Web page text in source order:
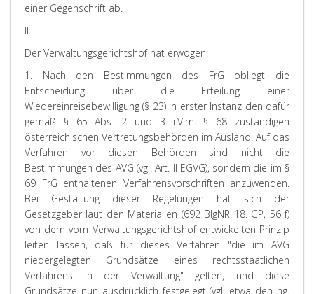
einer Gegenschrift ab.
II.
Der Verwaltungsgerichtshof hat erwogen:
1. Nach den Bestimmungen des FrG obliegt die
Entscheidung über die Erteilung einer
Wiedereinreisebewilligung (§ 23) in erster Instanz den dafür
gemäß § 65 Abs. 2 und 3 i.V.m. § 68 zuständigen
österreichischen Vertretungsbehörden im Ausland. Auf das
Verfahren vor diesen Behörden sind nicht die
Bestimmungen des AVG (vgl. Art. II EGVG), sondern die im §
69 FrG enthaltenen Verfahrensvorschriften anzuwenden.
Bei Gestaltung dieser Regelungen hat sich der
Gesetzgeber laut den Materialien (692 BlgNR 18. GP, 56 f)
von dem vom Verwaltungsgerichtshof entwickelten Prinzip
leiten lassen, daß für dieses Verfahren "die im AVG
niedergelegten Grundsätze eines rechtsstaatlichen
Verfahrens in der Verwaltung" gelten, und diese
Grundsätze nun ausdrücklich festgelegt (vgl. etwa den hg.